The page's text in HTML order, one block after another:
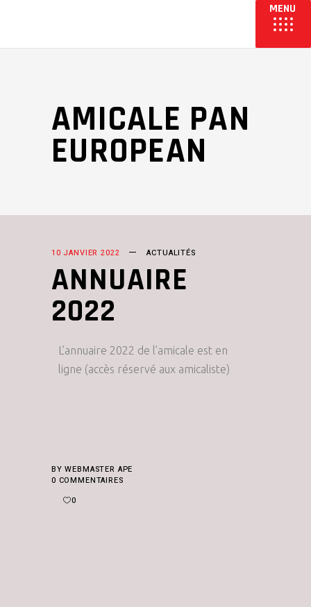
AMICALE PAN
EUROPEAN
10 JANVIER 2022 ACTUALITÉS
ANNUAIRE
2022
L’annuaire 2022 de l’amicale est en
ligne (accès réservé aux amicaliste)
BYWEBMASTER APE
0 COMMENTAIRES
0